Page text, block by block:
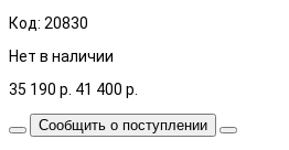
Код: 20830
Нет в наличии
35 190 р. 41 400 р.
Сообщить о поступлении